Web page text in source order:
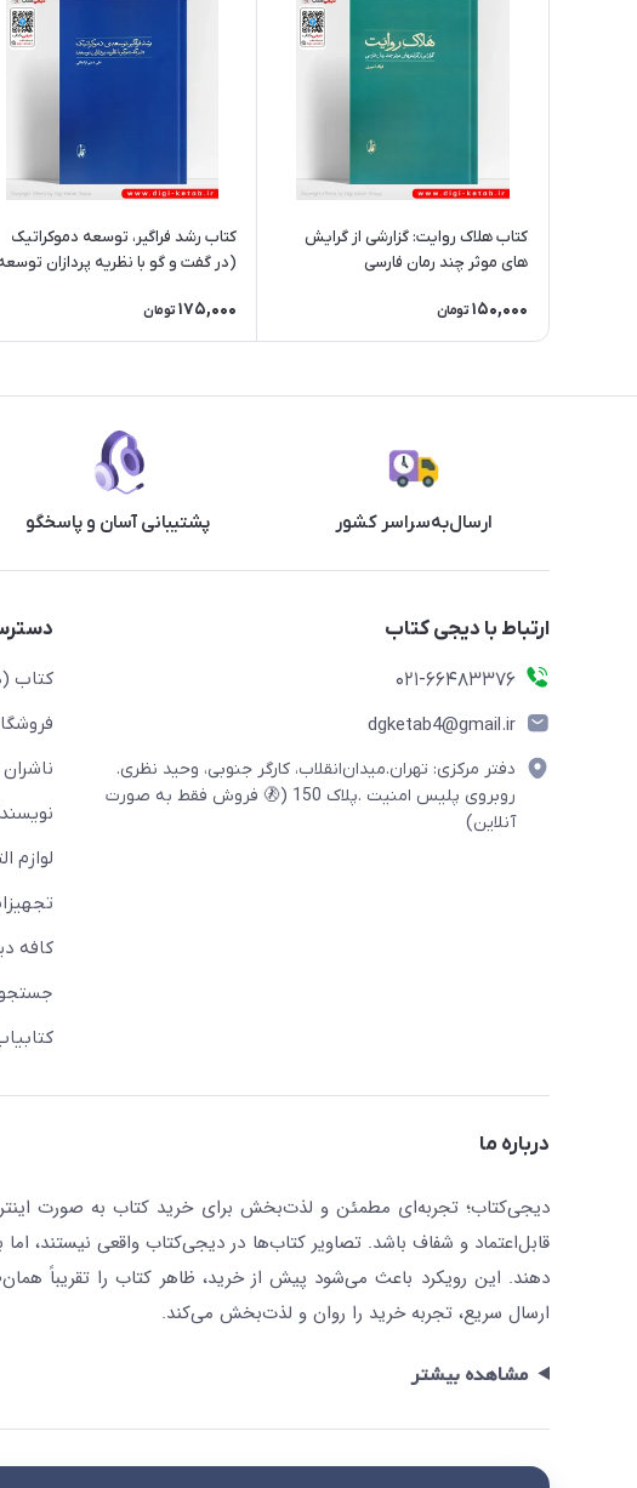
کتاب هلاک روایت: گزارشی از گرایش
های موثر چند رمان فارسی
150,000 تومان
کتاب رشد فراگیر، توسعه دموکراتیک
(در گفت و گو با نظریه پردازان
175,000 تومان
ارسال‌به‌سراسر کشور پشتیبانی آسان و پاسخگو
ارتباط با دیجی کتاب
021-66483376
dgketab4@gmail.ir
دفتر مرکزی: تهران.میدان‌انقلاب، کارگر جنوبی، وحید نظری.
روبروی پلیس امنیت .پلاک 150 (🚷 فروش فقط به صورت
آنلاین)
کتاب
لوازم
کافه
درباره ما
دیجی‌کتاب؛ تجربه‌ای مطمئن و لذت‌بخش برای خرید کتاب به صورت
قابل‌اعتماد و شفاف باشد. تصاویر کتاب‌ها در دیجی‌کتاب واقعی نیستند،
دهند. این رویکرد باعث می‌شود پیش از خرید، ظاهر کتاب را تقریباً
ارسال سریع، تجربه خرید را روان و لذت‌بخش می‌کند.
مشاهده بیشتر